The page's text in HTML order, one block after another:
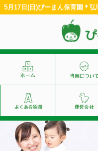
5月17日(日)ぴーまん保育園＊